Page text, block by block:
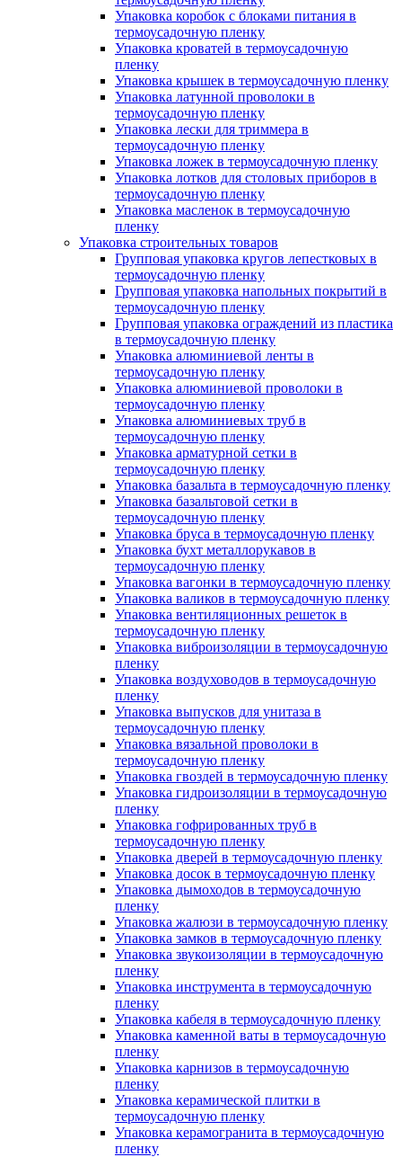
Упаковка коробок с блоками питания в
термоусадочную пленку
Упаковка кроватей в термоусадочную
пленку
Упаковка крышек в термоусадочную пленку
Упаковка латунной проволоки в
термоусадочную пленку
Упаковка лески для триммера в
термоусадочную пленку
Упаковка ложек в термоусадочную пленку
Упаковка лотков для столовых приборов в
термоусадочную пленку
Упаковка масленок в термоусадочную
пленку
Упаковка строительных товаров
Групповая упаковка кругов лепестковых в
термоусадочную пленку
Групповая упаковка напольных покрытий в
термоусадочную пленку
Групповая упаковка ограждений из пластика
в термоусадочную пленку
Упаковка алюминиевой ленты в
термоусадочную пленку
Упаковка алюминиевой проволоки в
термоусадочную пленку
Упаковка алюминиевых труб в
термоусадочную пленку
Упаковка арматурной сетки в
термоусадочную пленку
Упаковка базальта в термоусадочную пленку
Упаковка базальтовой сетки в
термоусадочную пленку
Упаковка бруса в термоусадочную пленку
Упаковка бухт металлорукавов в
термоусадочную пленку
Упаковка вагонки в термоусадочную пленку
Упаковка валиков в термоусадочную пленку
Упаковка вентиляционных решеток в
термоусадочную пленку
Упаковка виброизоляции в термоусадочную
пленку
Упаковка воздуховодов в термоусадочную
пленку
Упаковка выпусков для унитаза в
термоусадочную пленку
Упаковка вязальной проволоки в
термоусадочную пленку
Упаковка гвоздей в термоусадочную пленку
Упаковка гидроизоляции в термоусадочную
пленку
Упаковка гофрированных труб в
термоусадочную пленку
Упаковка дверей в термоусадочную пленку
Упаковка досок в термоусадочную пленку
Упаковка дымоходов в термоусадочную
пленку
Упаковка жалюзи в термоусадочную пленку
Упаковка замков в термоусадочную пленку
Упаковка звукоизоляции в термоусадочную
пленку
Упаковка инструмента в термоусадочную
пленку
Упаковка кабеля в термоусадочную пленку
Упаковка каменной ваты в термоусадочную
пленку
Упаковка карнизов в термоусадочную
пленку
Упаковка керамической плитки в
термоусадочную пленку
Упаковка керамогранита в термоусадочную
пленку